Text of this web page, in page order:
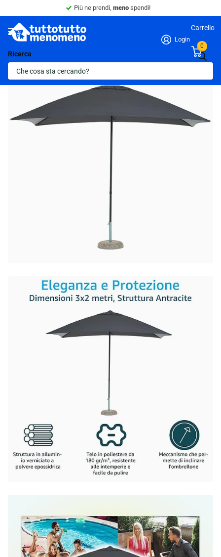
Sconto 10% - Minimo 4 articoli nel carrello.
Ricerca
Login
Carrello
0
Ultima scorta!